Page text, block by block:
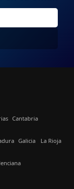
Cantabria
Galicia La Rioja